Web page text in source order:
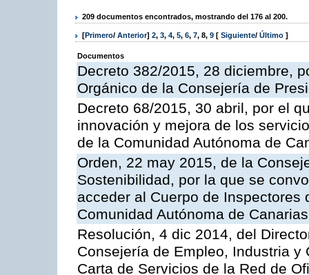
209 documentos encontrados, mostrando del 176 al 200.
[Primero/ Anterior] 2, 3, 4, 5, 6, 7, 8, 9 [ Siguiente/ Último ]
Documentos
Decreto 382/2015, 28 diciembre,
Orgánico de la Consejería de
Decreto 68/2015, 30 abril, por el
innovación y mejora de los
de la Comunidad Autónoma de
Orden, 22 may 2015, de la
Sostenibilidad, por la que se
acceder al Cuerpo de
Comunidad Autónoma de Canarias
Resolución, 4 dic 2014, del
Consejería de Empleo, Industria
Carta de Servicios de la Red de